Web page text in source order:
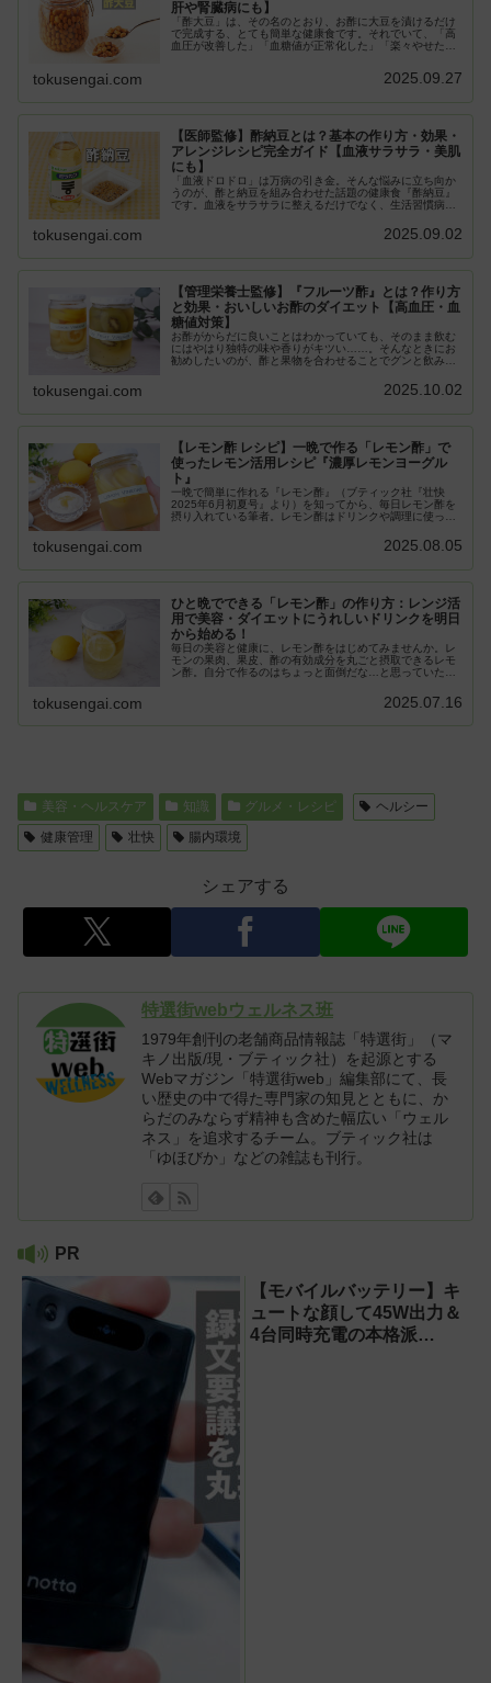
肝や腎臓病にも】
「酢大豆」は、その名のとおり、お酢に大豆を漬けるだけ
で完成する、とても簡単な健康食です。それでいて、「高
血圧が改善した」「血糖値が正常化した」「楽々やせた」
tokusengai.com 2025.09.27
【医師監修】酢納豆とは？基本の作り方・効果・
アレンジレシピ完全ガイド【血液サラサラ・美肌
にも】
「血液ドロドロ」は万病の引き金。そんな悩みに立ち向か
うのが、酢と納豆を組み合わせた話題の健康食『酢納豆』
です。血液をサラサラに整えるだけでなく、生活習慣病の
tokusengai.com 2025.09.02
【管理栄養士監修】『フルーツ酢』とは？作り方
と効果・おいしいお酢のダイエット【高血圧・血
糖値対策】
お酢がからだに良いことはわかっていても、そのまま飲む
にはやはり独特の味や香りがキツい……。そんなときにお
勧めしたいのが、酢と果物を合わせることでグンと飲みや
tokusengai.com 2025.10.02
【レモン酢 レシピ】一晩で作る「レモン酢」で
使ったレモン活用レシピ『濃厚レモンヨーグル
ト』
一晩で簡単に作れる『レモン酢』（ブティック社『壮快
2025年6月初夏号』より）を知ってから、毎日レモン酢を
摂り入れている筆者。レモン酢はドリンクや調理に使って
tokusengai.com 2025.08.05
ひと晩でできる「レモン酢」の作り方：レンジ活
用で美容・ダイエットにうれしいドリンクを明日
から始める！
毎日の美容と健康に、レモン酢をはじめてみませんか。レ
モンの果肉、果皮、酢の有効成分を丸ごと摂取できるレモ
ン酢。自分で作るのはちょっと面倒だな…と思っていたの
tokusengai.com 2025.07.16
美容・ヘルスケア 知識 グルメ・レシピ
ヘルシー
健康管理
壮快 腸内環境
シェアする
特選街webウェルネス班
1979年創刊の老舗商品情報誌「特選街」（マ
キノ出版/現・ブティック社）を起源とする
Webマガジン「特選街web」編集部にて、長
い歴史の中で得た専門家の知見とともに、か
らだのみならず精神も含めた幅広い「ウェル
ネス」を追求するチーム。ブティック社は
「ゆほびか」などの雑誌も刊行。
PR
【モバイルバッテリー】キ
ュートな顔して45W出力＆
4台同時充電の本格派